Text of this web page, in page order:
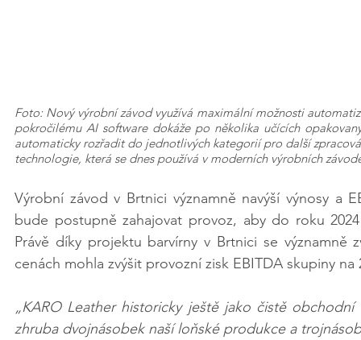
Foto: Nový výrobní závod využívá maximální možnosti
pokročilému AI software dokáže po několika učících
automaticky rozřadit do jednotlivých kategorií pro další
technologie, která se dnes používá v moderních výrobních
Výrobní závod v Brtnici významně navýší výnosy a
bude postupně zahajovat provoz, aby do roku
Právě díky projektu barvírny v Brtnici se významně
cenách mohla zvýšit provozní zisk EBITDA skupiny
„KARO Leather historicky ještě jako čistě
zhruba dvojnásobek naší loňské produkce a